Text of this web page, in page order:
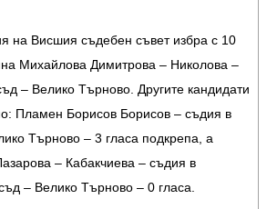
на Висшия съдебен съвет избра с 10
Михайлова Димитрова – Николова –
– Велико Търново. Другите кандидати
Пламен Борисов Борисов – съдия в
Търново – 3 гласа подкрепа, а
– Кабакчиева – съдия в
– Велико Търново – 0 гласа.